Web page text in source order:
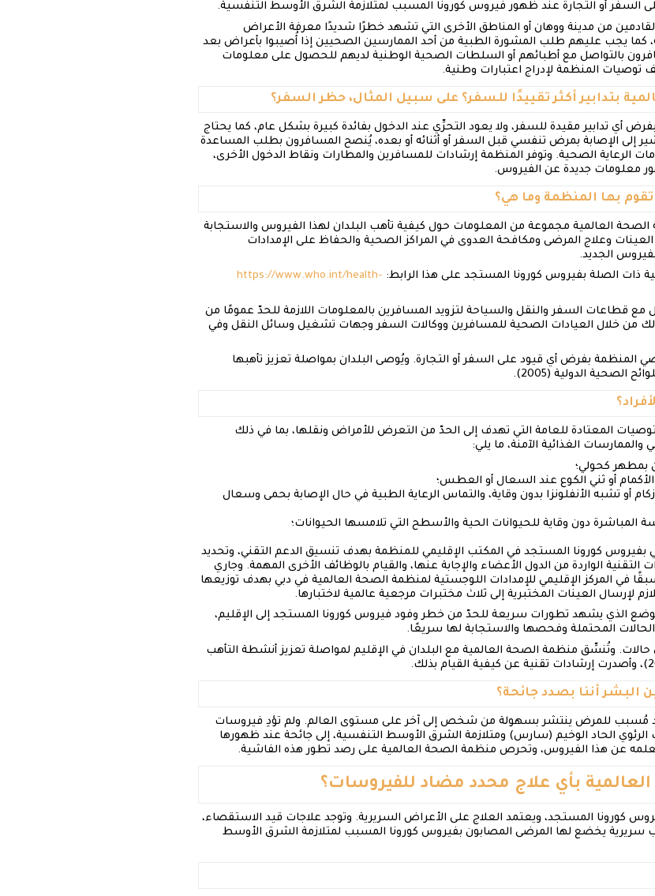
السفر أو التجارة عند ظهور فيروس كورونا المسبب لمتلازمة الشرق الأوسط التنفسية.
من مدينة ووهان أو المناطق الأخرى التي تشهد خطرًا شديدًا معرفة الأعراض
كما يجب عليهم طلب المشورة الطبية من أحد الممارسين الصحيين إذا أُصيبوا بأعراض بعد
بالتواصل مع أطبائهم أو السلطات الصحية الوطنية لديهم للحصول على معلومات
توصيات المنظمة لإدراج اعتبارات وطنية.
بتدابير أكثر تقييدًا للسفر؟ على سبيل المثال، حظر السفر؟
أي تدابير مقيدة للسفر، ولا يعود التحرِّي عند الدخول بفائدة كبيرة بشكل عام، كما يحتاج
إلى الإصابة بمرض تنفسي قبل السفر أو أثنائه أو بعده، يُنصح المسافرون بطلب المساعدة
الرعاية الصحية. وتوفر المنظمة إرشادات للمسافرين والمطارات ونقاط الدخول الأخرى،
معلومات جديدة عن الفيروس.
تقوم بها المنظمة وما هي؟
منظمة الصحة العالمية مجموعة من المعلومات حول كيفية تأهب البلدان لهذا الفيروس والاستجابة
وعلاج المرضى ومكافحة العدوى في المراكز الصحية والحفاظ على الإمدادات
الجديد.
ذات الصلة بفيروس كورونا المستجد على هذا الرابط: https://www.who.int/health-
قطاعات السفر والنقل والسياحة لتزويد المسافرين بالمعلومات اللازمة للحدّ عمومًا من
من خلال العيادات الصحية للمسافرين ووكالات السفر وجهات تشغيل وسائل النقل وفي
المنظمة بفرض أي قيود على السفر أو التجارة. ويُوصى البلدان بمواصلة تعزيز تأهبها
الصحية الدولية (2005).
المعتادة للعامة التي تهدف إلى الحدّ من التعرض للأمراض ونقلها، بما في ذلك
الغذائية الآمنة، ما يلي:
بمطهر كحولي؛
أو ثني الكوع عند السعال أو العطس؛
تشبه الأنفلونزا بدون وقاية، والتماس الرعاية الطبية في حال الإصابة بحمى وسعال
المباشرة دون وقاية للحيوانات الحية والأسطح التي تلامسها الحيوانات؛
بفيروس كورونا المستجد في المكتب الإقليمي للمنظمة بهدف تنسيق الدعم التقني، وتحديد
الواردة من الدول الأعضاء والإجابة عنها، والقيام بالوظائف الأخرى المهمة. وجاري
في المركز الإقليمي للإمدادات اللوجستية لمنظمة الصحة العالمية في دبي بهدف توزيعها
لإرسال العينات المختبرية إلى ثلاث مختبرات مرجعية عالمية لاختبارها.
الذي يشهد تطورات سريعة للحدّ من خطر وفود فيروس كورونا المستجد إلى الإقليم،
المحتملة وفحصها والاستجابة لها سريعًا.
وتُنسِّق منظمة الصحة العالمية مع البلدان في الإقليم لمواصلة تعزيز أنشطة التأهب
البشر أننا بصدد جائحة؟
مُسبب للمرض ينتشر بسهولة من شخص إلى آخر على مستوى العالم. ولم تؤدِ فيروسات
الرئوي الحاد الوخيم (سارس) ومتلازمة الشرق الأوسط التنفسية، إلى جائحة عند ظهورها
نعلمه عن هذا الفيروس، وتحرص منظمة الصحة العالمية على رصد تطور هذه الفاشية.
بأي علاج محدد مضاد للفيروسات؟
كورونا المستجد، ويعتمد العلاج على الأعراض السريرية. وتوجد علاجات قيد الاستقصاء،
سريرية يخضع لها المرضى المصابون بفيروس كورونا المسبب لمتلازمة الشرق الأوسط